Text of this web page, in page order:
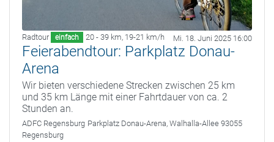
Radtour einfach 20 - 39 km, 19-21 km/h Mi. 18. Juni 2025 16:00
Feierabendtour: Parkplatz Donau-
Arena
Wir bieten verschiedene Strecken zwischen 25 km
und 35 km Länge mit einer Fahrtdauer von ca. 2
Stunden an.
ADFC Regensburg Parkplatz Donau-Arena, Walhalla-Allee 93055
Regensburg